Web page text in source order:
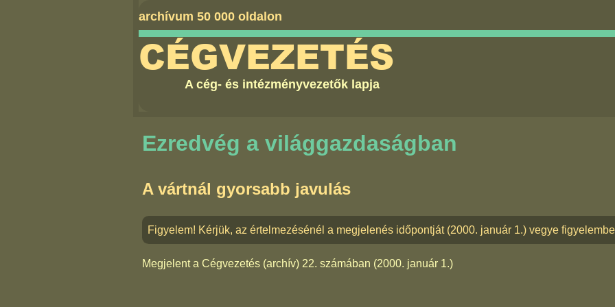
archívum 50 000 oldalon
CÉGVEZETÉS
A cég- és intézményvezetők lapja
Ezredvég a világgazdaságban
A vártnál gyorsabb javulás
Figyelem! Kérjük, az értelmezésénél a megjelenés időpontját (2000. január 1.) vegye
Megjelent a Cégvezetés (archív) 22. számában (2000. január 1.)